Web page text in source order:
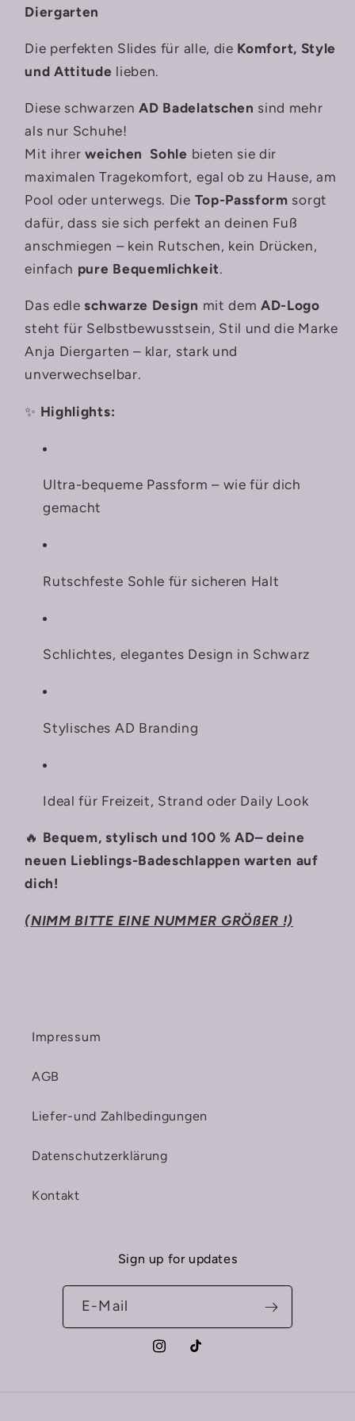
Diergarten
Die perfekten Slides für alle, die Komfort, Style
und Attitude lieben.
Diese schwarzenAD Badelatschen sind mehr
als nur Schuhe!
Mit ihrerweichen Sohle bieten sie dir
maximalen Tragekomfort, egal ob zu Hause, am
Pool oder unterwegs. Die Top-Passform sorgt
dafür, dass sie sich perfekt an deinen Fuß
anschmiegen – kein Rutschen, kein Drücken,
einfach pure Bequemlichkeit.
Das edleschwarze Design mit demAD-Logo
steht für Selbstbewusstsein, Stil und die Marke
Anja Diergarten – klar, stark und
unverwechselbar.
✨ Highlights:
Ultra-bequeme Passform – wie für dich
gemacht
Rutschfeste Sohle für sicheren Halt
Schlichtes, elegantes Design in Schwarz
Stylisches AD Branding
Ideal für Freizeit, Strand oder Daily Look
🔥 Bequem, stylisch und 100 % AD– deine
neuen Lieblings-Badeschlappen warten auf
dich!
(NIMM BITTE EINE NUMMER GRÖßER !)
Impressum
AGB
Liefer-und Zahlbedingungen
Datenschutzerklärung
Kontakt
Sign up for updates
E-Mail
InstagramTikTok